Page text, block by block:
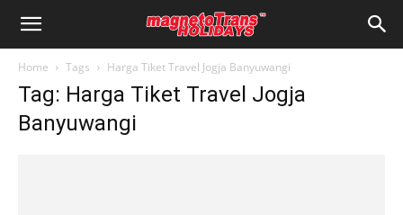
Home Tags Harga Tiket Travel Jogja Banyuwangi
Tag: Harga Tiket Travel Jogja
Banyuwangi